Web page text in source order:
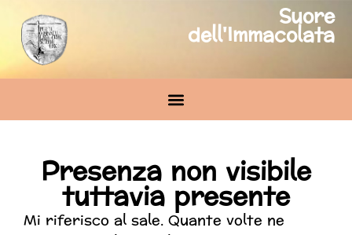
Suore
dell'Immacolata
Presenza non visibile
tuttavia presente
Mi riferisco al sale. Quante volte ne